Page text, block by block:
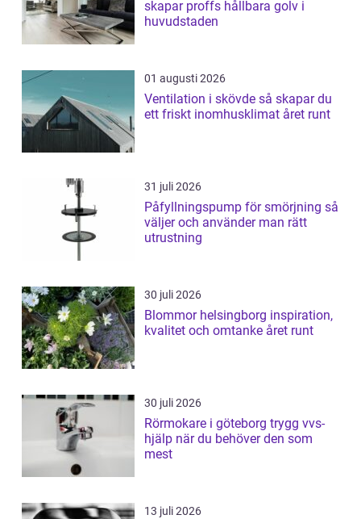
skapar proffs hållbara golv i
huvudstaden
01 augusti 2026
Ventilation i skövde så skapar du
ett friskt inomhusklimat året runt
31 juli 2026
Påfyllningspump för smörjning så
väljer och använder man rätt
utrustning
30 juli 2026
Blommor helsingborg inspiration,
kvalitet och omtanke året runt
30 juli 2026
Rörmokare i göteborg trygg vvs-
hjälp när du behöver den som
mest
13 juli 2026